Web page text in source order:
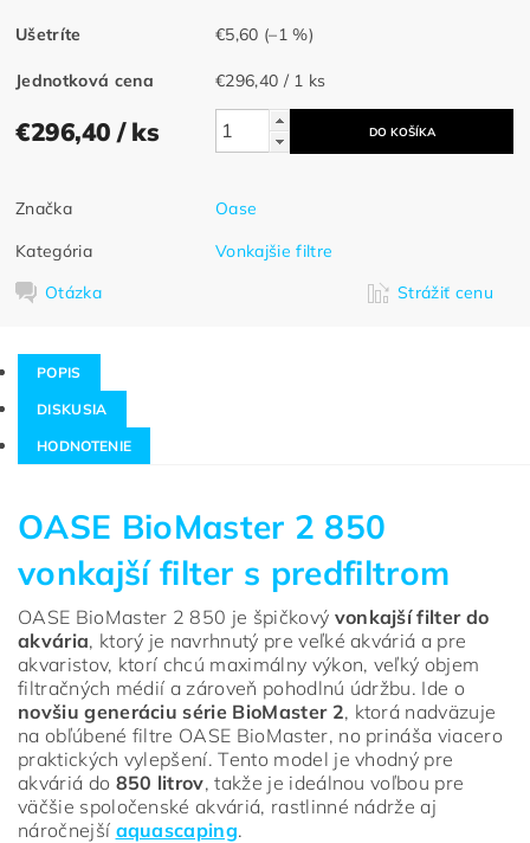
Ušetríte €5,60 (–1 %)
Jednotková cena €296,40 / 1 ks
€296,40/ ks
Značka
Oase
Kategória
Vonkajšie filtre
Otázka
Strážiť cenu
POPIS
DISKUSIA
HODNOTENIE
OASE BioMaster 2 850
vonkajší filter s predfiltrom
OASE BioMaster 2 850 je špičkový vonkajší filter do
akvária, ktorý je navrhnutý pre veľké akváriá a pre
akvaristov, ktorí chcú maximálny výkon, veľký objem
filtračných médií a zároveň pohodlnú údržbu. Ide o
novšiu generáciu série BioMaster 2, ktorá nadväzuje
na obľúbené filtre OASE BioMaster, no prináša viacero
praktických vylepšení. Tento model je vhodný pre
akváriá do 850 litrov, takže je ideálnou voľbou pre
väčšie spoločenské akváriá, rastlinné nádrže aj
náročnejší aquascaping.